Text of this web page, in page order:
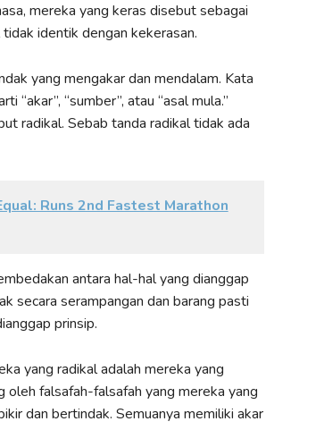
mereka yang keras disebut sebagai
identik dengan kekerasan.
yang mengakar dan mendalam. Kata
“akar”, “sumber”, atau “asal mula.”
radikal. Sebab tanda radikal tidak ada
Runs 2nd Fastest Marathon
antara hal-hal yang dianggap
secara serampangan dan barang pasti
prinsip.
yang radikal adalah mereka yang
oleh falsafah-falsafah yang mereka yang
dan bertindak. Semuanya memiliki akar